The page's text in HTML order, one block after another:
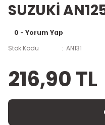
SUZUKİ
0 - Yorum Yap
Stok Kodu
AN131
216,90 TL